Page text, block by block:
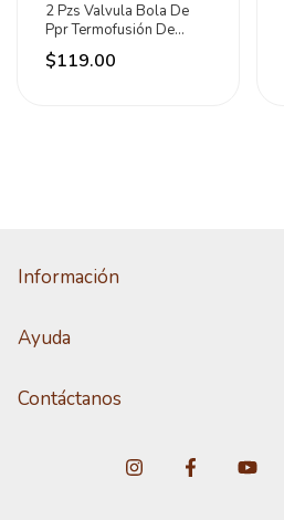
2 Pzs Valvula Bola De
Ppr Termofusión De
20mm Meer
$119.00
Información
Ayuda
Contáctanos